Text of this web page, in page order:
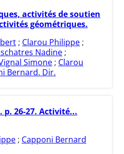
activités de soutien
géométriques.
; Clarou Philippe ;
Nadine ;
Simone ; Clarou
Bernard. Dir.
p. 26-27. Activité...
; Capponi Bernard